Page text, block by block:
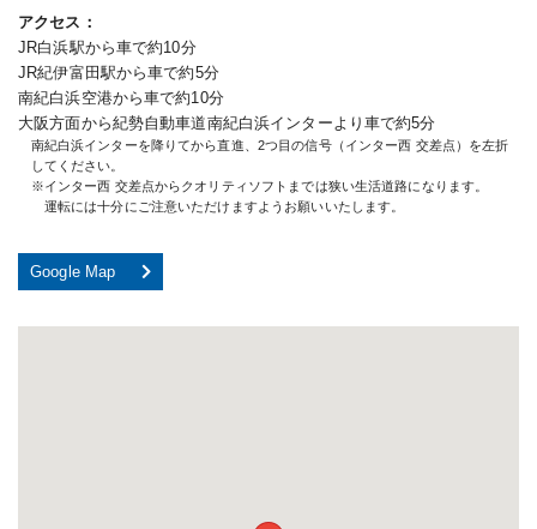
アクセス
JR白浜駅から車で約10分
JR紀伊富田駅から車で約5分
南紀白浜空港から車で約10分
大阪方面から紀勢自動車道南紀白浜インターより車で約5分
南紀白浜インターを降りてから直進、2つ目の信号（インター西 交差点）を左折
してください。
※インター西 交差点からクオリティソフトまでは狭い生活道路になります。
運転には十分にご注意いただけますようお願いいたします。
Google Map